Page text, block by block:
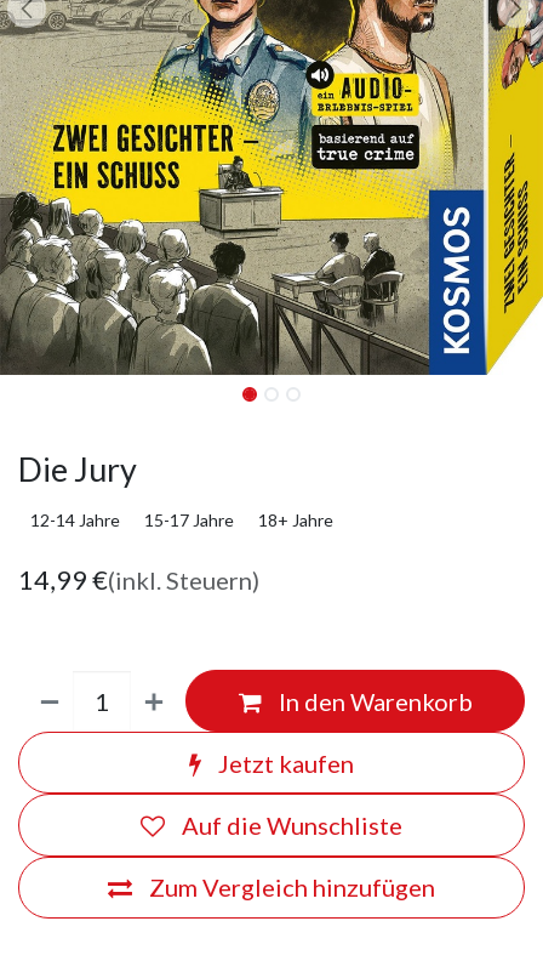
Die Jury
12-14 Jahre 15-17 Jahre 18+ Jahre
14,99€(inkl. Steuern)
In den Warenkorb
Jetzt kaufen
Zum Vergleich hinzufügen
Auf die Wunschliste